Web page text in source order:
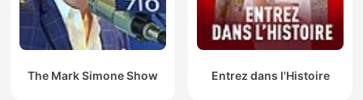
The Mark Simone Show Entrez dans l'Histoire